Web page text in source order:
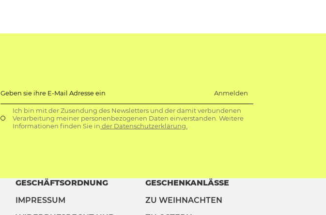
Geben sie ihre E-Mail Adresse ein Anmelden
Ich bin mit der Zusendung des Newsletters und der damit verbundenen
Verarbeitung meiner personenbezogenen Daten einverstanden. Weitere
Informationen finden Sie in der Datenschutzerklärung.
GESCHÄFTSORDNUNG
IMPRESSUM
GESCHENKANLÄSSE
ZU WEIHNACHTEN